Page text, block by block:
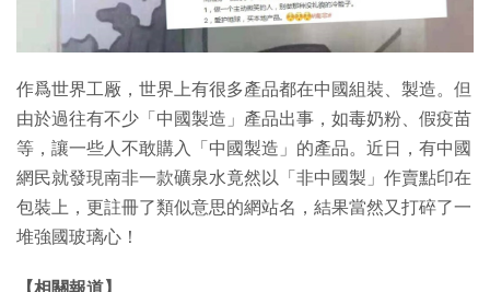
作爲世界工厰，世界上有很多產品都在中國組裝、製造。但
由於過往有不少「中國製造」產品出事，如毒奶粉、假疫苗
等，讓一些人不敢購入「中國製造」的產品。近日，有中國
網民就發現南非一款礦泉水竟然以「非中國製」作賣點印在
包裝上，更註冊了類似意思的網站名，結果當然又打碎了一
堆強國玻璃心！
【相關報道】